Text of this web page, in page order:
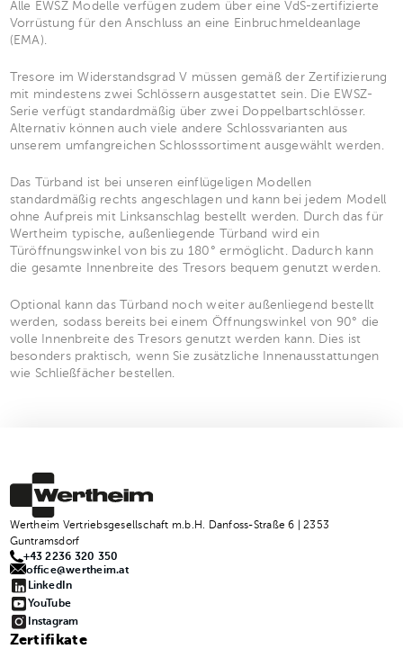
Alle EWSZ Modelle verfügen zudem über eine VdS-zertifizierte
Vorrüstung für den Anschluss an eine Einbruchmeldeanlage
(EMA).
Tresore im Widerstandsgrad V müssen gemäß der Zertifizierung
mit mindestens zwei Schlössern ausgestattet sein. Die EWSZ-
Serie verfügt standardmäßig über zwei Doppelbartschlösser.
Alternativ können auch viele andere Schlossvarianten aus
unserem umfangreichen Schlosssortiment ausgewählt werden.
Das Türband ist bei unseren einflügeligen Modellen
standardmäßig rechts angeschlagen und kann bei jedem Modell
ohne Aufpreis mit Linksanschlag bestellt werden. Durch das für
Wertheim typische, außenliegende Türband wird ein
Türöffnungswinkel von bis zu 180° ermöglicht. Dadurch kann
die gesamte Innenbreite des Tresors bequem genutzt werden.
Optional kann das Türband noch weiter außenliegend bestellt
werden, sodass bereits bei einem Öffnungswinkel von 90° die
volle Innenbreite des Tresors genutzt werden kann. Dies ist
besonders praktisch, wenn Sie zusätzliche Innenausstattungen
wie Schließfächer bestellen.
Wertheim Vertriebsgesellschaft m.b.H. Danfoss-Straße 6 | 2353
Guntramsdorf
+43 2236 320 350
office@wertheim.at
LinkedIn
YouTube
Instagram
Zertifikate